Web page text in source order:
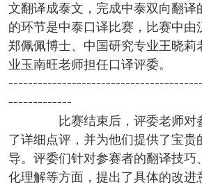
文翻译成泰文，完成中泰双向翻译
的环节是中泰口译比赛，比赛中
郑佩佩博士、中国研究专业王晓莉
业玉南旺老师担任口译评委。
-------------
比赛结束后，评委老师对参
了详细点评，并为他们提供了宝贵
导。评委们针对参赛者的翻译技巧
化理解等方面，提出了具体的改进